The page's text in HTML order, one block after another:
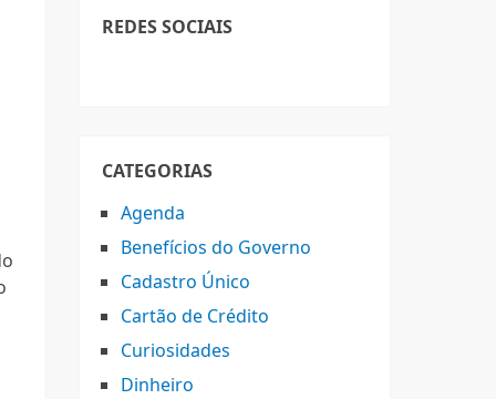
REDES SOCIAIS
CATEGORIAS
Agenda
Benefícios do Governo
Cadastro Único
Cartão de Crédito
Curiosidades
Dinheiro